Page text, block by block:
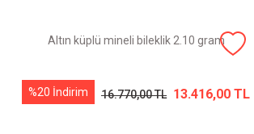
Altın küplü mineli bileklik 2.10 gram
%20 İndirim 16.770,00 TL 13.416,00 TL